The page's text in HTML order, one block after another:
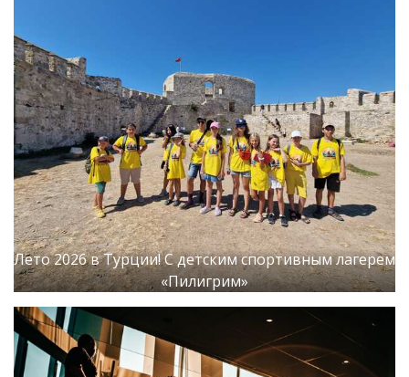
Лето 2026 в Турции! С детским спортивным лагерем
«Пилигрим»